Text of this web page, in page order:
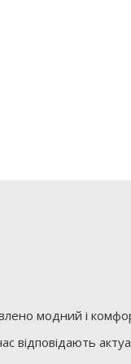
модний і
відповідають